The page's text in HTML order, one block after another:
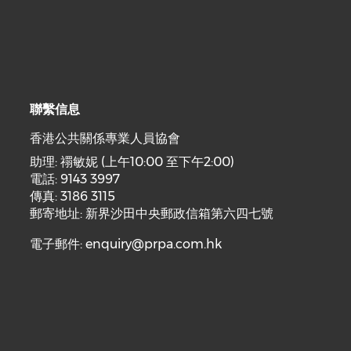
聯繫信息
香港公共關係專業人員協會
助理: 禤敏妮 (上午10:00 至下午2:00)
電話: 9143 3997
傳真: 3186 3115
郵寄地址: 新界沙田中央郵政信箱第六四七號
電子郵件:enquiry@prpa.com.hk